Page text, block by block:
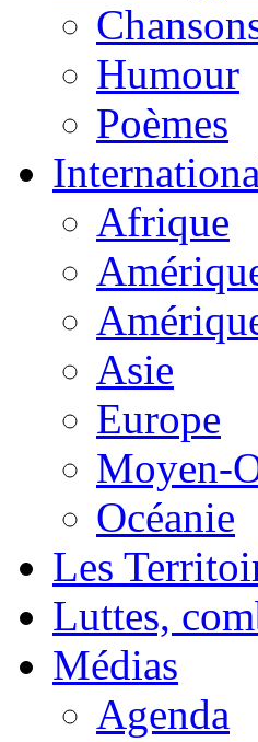
Humour
Poèmes
Afrique
Asie
Europe
Moyen-
Océanie
Les
Luttes,
Médias
Agenda